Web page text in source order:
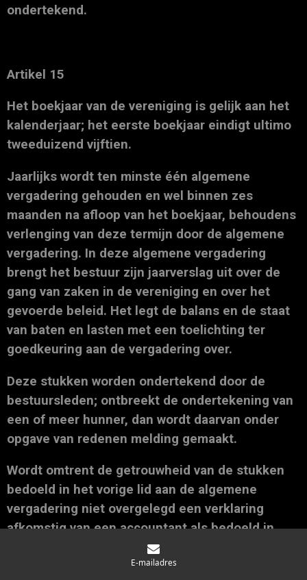
ondertekend.
Artikel 15
Het boekjaar van de vereniging is gelijk aan het
kalenderjaar; het eerste boekjaar eindigt ultimo
tweeduizend vijftien.
Jaarlijks wordt ten minste één algemene
vergadering gehouden en wel binnen zes
maanden na afloop van het boekjaar, behoudens
verlenging van deze termijn door de algemene
vergadering. In deze algemene vergadering
brengt het bestuur zijn jaarverslag uit over de
gang van zaken in de vereniging en over het
gevoerde beleid. Het legt de balans en de staat
van baten en lasten met een toelichting ter
goedkeuring aan de vergadering over.
Deze stukken worden ondertekend door de
bestuursleden; ontbreekt de ondertekening van
een of meer hunner, dan wordt daarvan onder
opgave van redenen melding gemaakt.
Wordt omtrent de getrouwheid van de stukken
bedoeld in het vorige lid aan de algemene
vergadering niet overgelegd een verklaring
afkomstig van een accountant als bedoeld in
artikel 393 lid 1 Boek 2 Burgerlijk Wetboek, dan
benoemt de algemene vergadering, jaarlijks, een
E-mailadres